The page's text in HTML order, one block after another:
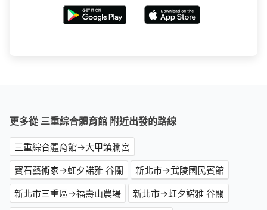
更多從 三重綜合體育館 附近出發的路線
三重綜合體育館→大甲鎮瀾宮
寶石藝術家→虹夕諾雅 谷關
新北市→武陵國民賓館
新北市三重區→福壽山農場
新北市→虹夕諾雅 谷關